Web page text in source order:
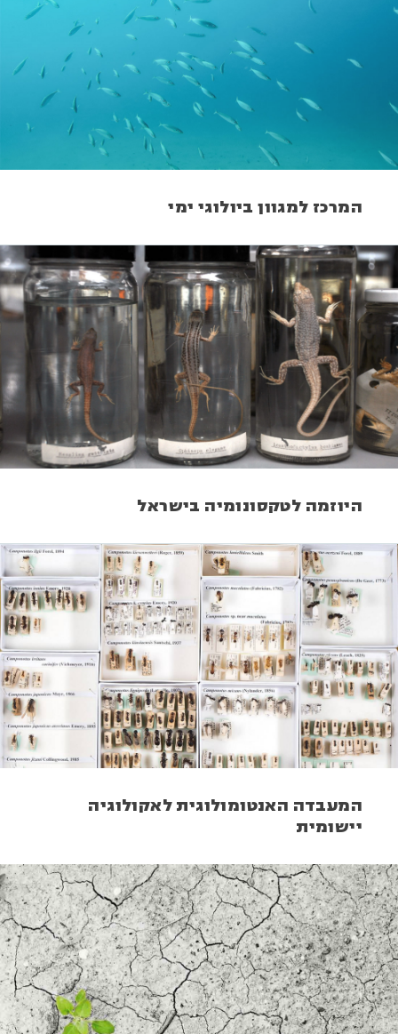
המרכז למגוון ביולוגי ימי
היוזמה לטקסונומיה בישראל
המעבדה האנטומולוגית לאקולוגיה
יישומית